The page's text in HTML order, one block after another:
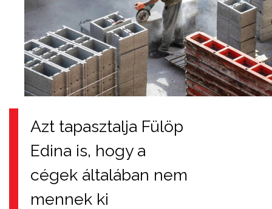
Azt tapasztalja Fülöp
Edina is, hogy a
cégek általában nem
mennek ki